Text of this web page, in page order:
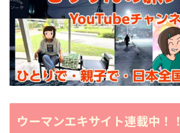
ウーマンエキサイト連載中！！